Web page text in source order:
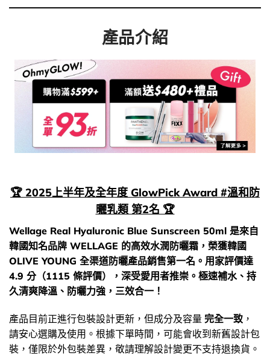
產品介紹
🏆 2025上半年及全年度 GlowPick Award #溫和防
曬乳類 第2名 🏆
Wellage Real Hyaluronic Blue Sunscreen 50ml 是來自
韓國知名品牌 WELLAGE 的高效水潤防曬霜，榮獲韓國
OLIVE YOUNG 全渠道防曬產品銷售第一名。用家評價達
4.9 分（1115 條評價），深受愛用者推崇。極速補水、持
久清爽降溫、防曬力強，三效合一！
產品目前正進行包裝設計更新，但成分及容量 完全一致 ，
請安心選購及使用。根據下單時間，可能會收到新舊設計包
裝，僅限於外包裝差異，敬請理解設計變更不支持退換貨。